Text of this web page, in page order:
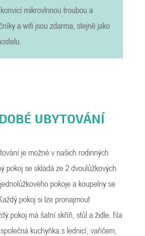
mikrovlnnou troubou a
a wifi jsou zdarma, stejně jako
UBYTOVÁNÍ
je možné v našich rodinných
pokoj se skládá ze 2 dvoulůžkových
pokoje a koupelny se
pokoj si lze pronajmout
pokoj má šatní skříň, stůl a židle. Na
kuchyňka s lednicí, vařičem,